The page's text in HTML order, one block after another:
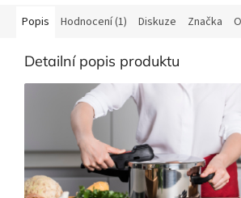
Popis Hodnocení (1) Diskuze Značka
Detailní popis produktu